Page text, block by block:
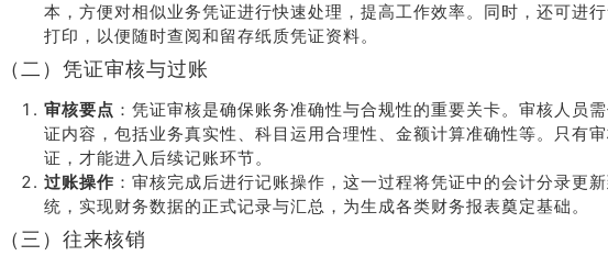
推荐
有礼
介绍客户豪礼
相送
销售
热线
400-178-
本，方便对相似业务凭证进行快速处理，提高工作效率。同时，还可进
打印，以便随时查阅和留存纸质凭证资料。
（二）凭证审核与过账
审核要点 ：凭证审核是确保账务准确性与合规性的重要关卡。审核人员
证内容，包括业务真实性、科目运用合理性、金额计算准确性等。只有
证，才能进入后续记账环节。
过账操作 ：审核完成后进行记账操作，这一过程将凭证中的会计分录更
统，实现财务数据的正式记录与汇总，为生成各类财务报表奠定基础。
（三）往来核销